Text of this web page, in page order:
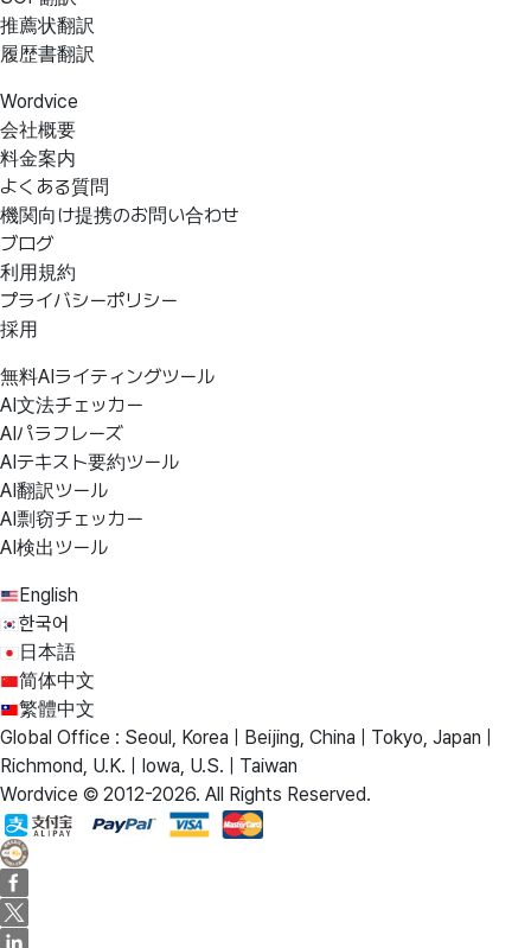
推薦状翻訳
履歴書翻訳
Wordvice
会社概要
料金案内
よくある質問
機関向け提携のお問い合わせ
ブログ
利用規約
プライバシーポリシー
採用
無料AIライティングツール
AI文法チェッカー
AIパラフレーズ
AIテキスト要約ツール
AI翻訳ツール
AI剽窃チェッカー
AI検出ツール
English
한국어
日本語
简体中文
繁體中文
Global Office : Seoul, Korea | Beijing, China | Tokyo, Japan |
Richmond, U.K. | Iowa, U.S. | Taiwan
Wordvice © 2012-2026. All Rights Reserved.